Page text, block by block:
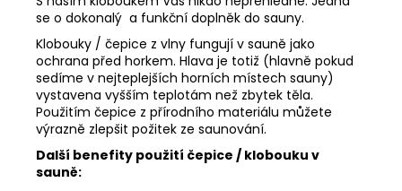
se o dokonalý a funkční doplněk do sauny.
Klobouky / čepice z vlny fungují v sauně jako
ochrana před horkem. Hlava je totiž (hlavně pokud
sedíme v nejteplejších horních místech sauny)
vystavena vyšším teplotám než zbytek těla.
Použitím čepice z přírodního materiálu můžete
výrazně zlepšit požitek ze saunování.
Další benefity použití čepice / klobouku v
sauně: